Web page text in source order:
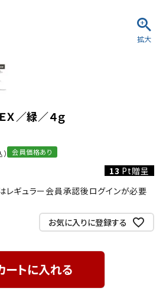
Ｘ／緑／４ｇ
会員価格あり
13 Pt贈呈
レギュラー会員承認後ログインが必要
お気に入りに登録する
ートに入れる